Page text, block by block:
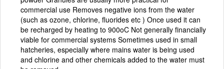
commercial use Removes negative ions from the water
(such as ozone, chlorine, fluorides etc ) Once used it can
be recharged by heating to 900oC Not generally financially
viable for commercial systems Sometimes used in small
hatcheries, especially where mains water is being used
and chlorine and other chemicals added to the water must